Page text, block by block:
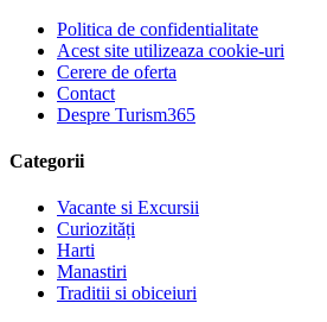
Politica de confidentialitate
Acest site utilizeaza cookie-uri
Cerere de oferta
Contact
Despre Turism365
Categorii
Vacante si Excursii
Curiozități
Harti
Manastiri
Traditii si obiceiuri